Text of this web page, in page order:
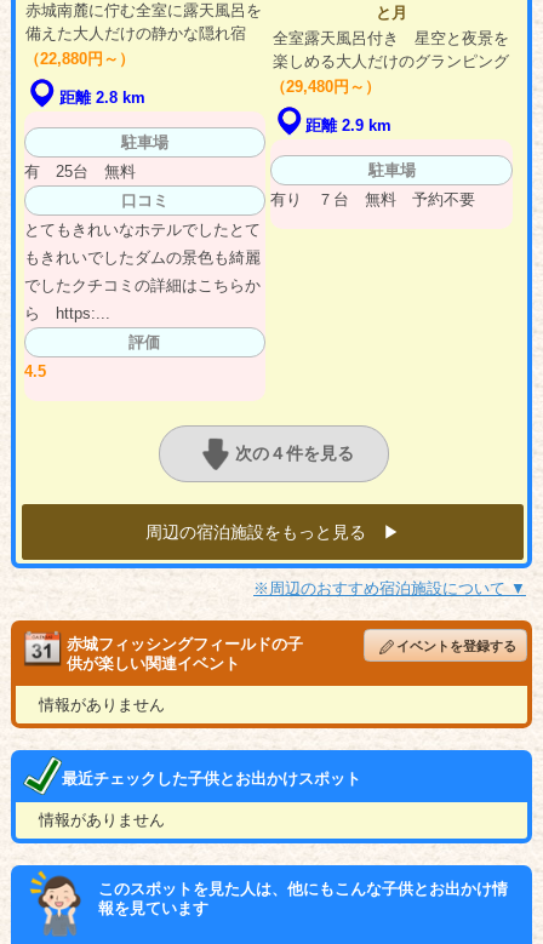
赤城南麓に佇む全室に露天風呂を
備えた大人だけの静かな隠れ宿
（22,880円～）
距離 2.8 km
駐車場
有 25台 無料
口コミ
とてもきれいなホテルでしたとて
もきれいでしたダムの景色も綺麗
でしたクチコミの詳細はこちらか
ら https:...
評価
4.5
と月
全室露天風呂付き 星空と夜景を
楽しめる大人だけのグランピング
（29,480円～）
距離 2.9 km
駐車場
有り ７台 無料 予約不要
次の４件を見る
周辺の宿泊施設をもっと見る ▶︎
※周辺のおすすめ宿泊施設について ▼
赤城フィッシングフィールドの子
供が楽しい関連イベント
イベントを登録する
情報がありません
最近チェックした子供とお出かけスポット
情報がありません
このスポットを見た人は、他にもこんな子供とお出かけ情
報を見ています